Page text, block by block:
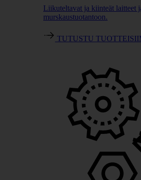
Liikuteltavat ja kiinteät laitteet
murskaustuotantoon.
TUTUSTU